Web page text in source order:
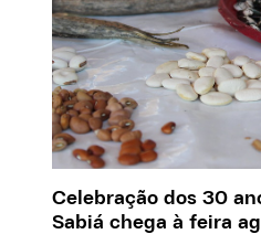
Celebração dos 30
Sabiá chega à feira